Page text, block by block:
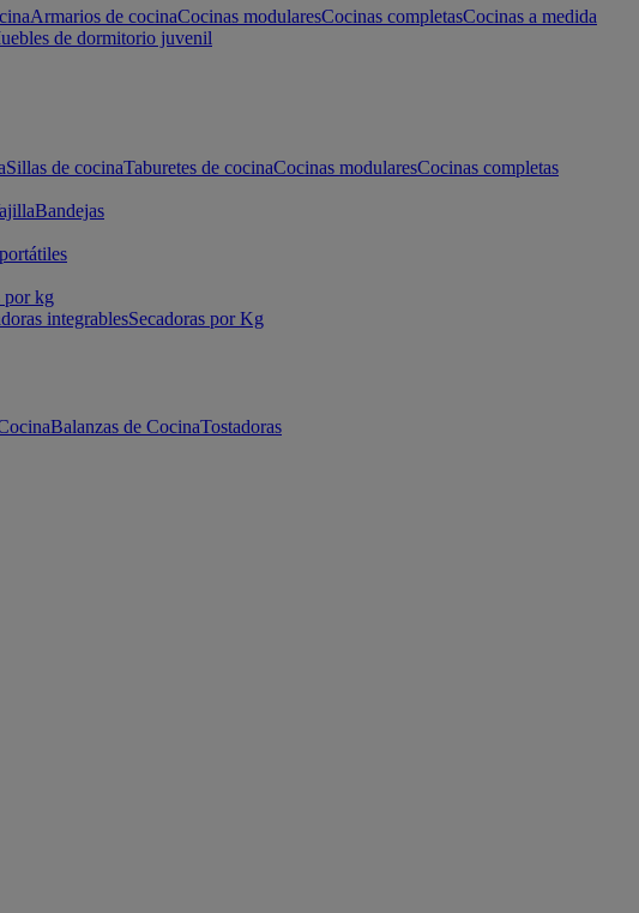
Armarios de cocinaCocinas modularesCocinas completasCocinas a medida
de dormitorio juvenil
Sillas de cocinaTaburetes de cocinaCocinas modularesCocinas completas
Bandejas
por kg
integrablesSecadoras por Kg
Balanzas de CocinaTostadoras